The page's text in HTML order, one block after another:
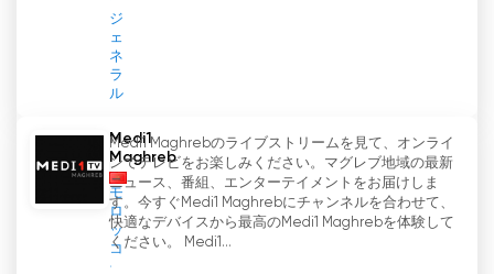
ジ
ェ
ネ
ラ
ル
Medi1
Maghreb
モ
ロ
ッ
コ
Medi1 Maghrebのライブストリームを見て、オンライ
ンでテレビをお楽しみください。マグレブ地域の最新
ニュース、番組、エンターテイメントをお届けしま
す。今すぐMedi1 Maghrebにチャンネルを合わせて、
快適なデバイスから最高のMedi1 Maghrebを体験して
ください。 Medi1...